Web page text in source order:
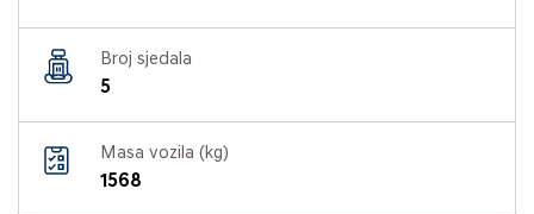
Broj sjedala
5
Masa vozila (kg)
1568